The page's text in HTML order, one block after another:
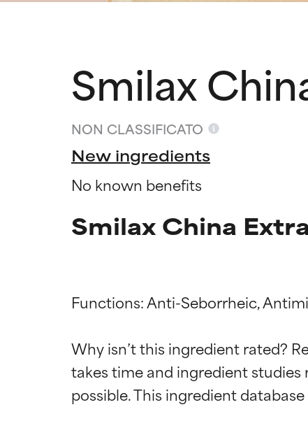
Smilax
NON CLASSIFICATO
New ingredients
No known benefits
Smilax China
Functions: Anti-Seborrheic,
Why isn’t this ingredient rated?
takes time and ingredient OTTIMO
Comprovati e
OTTIMO
Comprovati e